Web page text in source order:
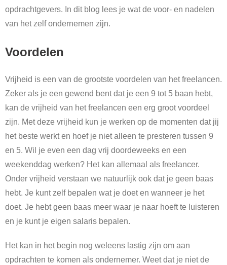
opdrachtgevers. In dit blog lees je wat de voor- en nadelen
van het zelf ondernemen zijn.
Voordelen
Vrijheid is een van de grootste voordelen van het freelancen.
Zeker als je een gewend bent dat je een 9 tot 5 baan hebt,
kan de vrijheid van het freelancen een erg groot voordeel
zijn. Met deze vrijheid kun je werken op de momenten dat jij
het beste werkt en hoef je niet alleen te presteren tussen 9
en 5. Wil je even een dag vrij doordeweeks en een
weekenddag werken? Het kan allemaal als freelancer.
Onder vrijheid verstaan we natuurlijk ook dat je geen baas
hebt. Je kunt zelf bepalen wat je doet en wanneer je het
doet. Je hebt geen baas meer waar je naar hoeft te luisteren
en je kunt je eigen salaris bepalen.
Het kan in het begin nog weleens lastig zijn om aan
opdrachten te komen als ondernemer. Weet dat je niet de